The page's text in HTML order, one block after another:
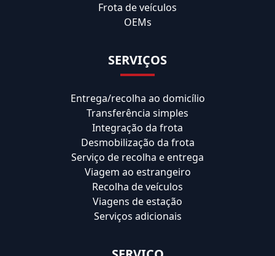
Frota de veículos
OEMs
SERVIÇOS
Entrega/recolha ao domicílio
Transferência simples
Integração da frota
Desmobilização da frota
Serviço de recolha e entrega
Viagem ao estrangeiro
Recolha de veículos
Viagens de estação
Serviços adicionais